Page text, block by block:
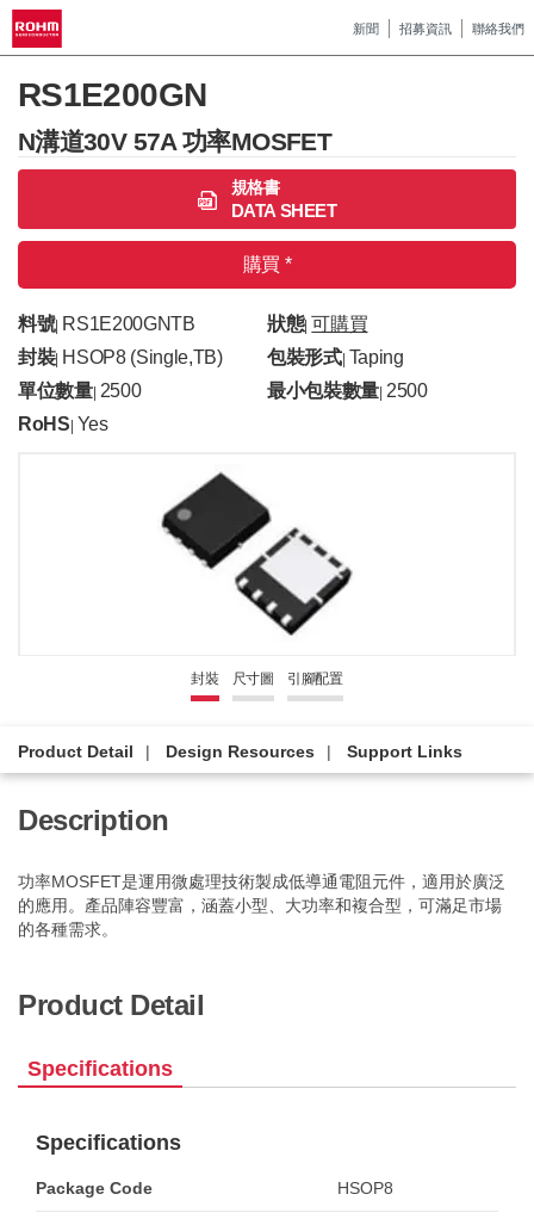
新聞 招募資訊 聯絡我們
RS1E200GN
N溝道30V 57A 功率MOSFET
規格書
DATA SHEET
購買 *
料號| RS1E200GNTB 狀態| 可購買
封裝| HSOP8 (Single,TB) 包裝形式| Taping
單位數量| 2500 最小包裝數量 |2500
RoHS Yes
封裝 尺寸圖 引腳配置
Product Detail Design Resources Support Links
Description
功率MOSFET是運用微處理技術製成低導通電阻元件，適用於廣泛
的應用。產品陣容豐富，涵蓋小型、大功率和複合型，可滿足市場
的各種需求。
Product Detail
Specifications
Specifications
Package Code HSOP8